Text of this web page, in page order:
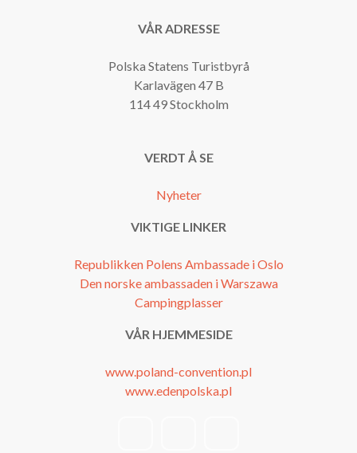
VÅR ADRESSE
Polska Statens Turistbyrå
Karlavägen 47 B
114 49 Stockholm
VERDT Å SE
Nyheter
VIKTIGE LINKER
Republikken Polens Ambassade i Oslo
Den norske ambassaden i Warszawa
Campingplasser
VÅR HJEMMESIDE
www.poland-convention.pl
www.edenpolska.pl